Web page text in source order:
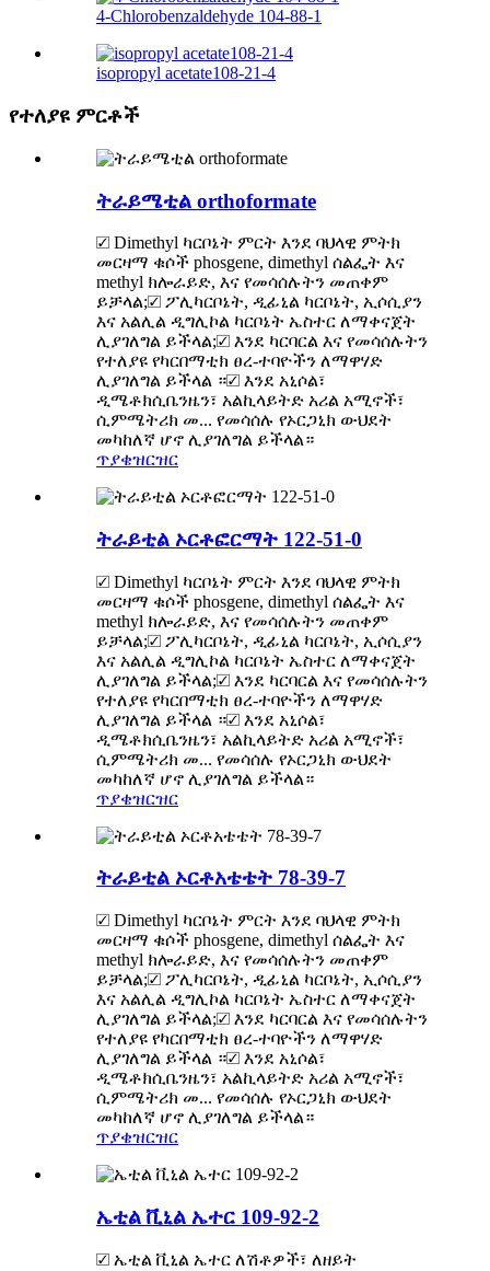
4-Chlorobenzaldehyde 104-88-1
isopropyl acetate108-21-4
የተለያዩ ምርቶች
ትራይሜቲል orthoformate
☑ Dimethyl ካርቦኔት ምርት እንደ ባህላዊ ምትክ
መርዛማ ቁሶች phosgene, dimethyl ሰልፌት እና
methyl ክሎራይድ, እና የመሳሰሉትን መጠቀም
ይቻላል;☑ ፖሊካርቦኔት, ዲፊኒል ካርቦኔት, ኢሶሲያን
እና አልሊል ዲግሊኮል ካርቦኔት ኤስተር ለማቀናጀት
ሊያገለግል ይችላል;☑ እንደ ካርባርል እና የመሳሰሉትን
የተለያዩ የካርበማቲክ ፀረ-ተባዮችን ለማዋሃድ
ሊያገለግል ይችላል ።☑ እንደ አኒሶል፣
ዲሜቶክሲቤንዜን፣ አልኪላይትድ አሪል አሚኖች፣
ሲምሜትሪክ መ... የመሳሰሉ የኦርጋኒክ ውህደት
መካከለኛ ሆኖ ሊያገለግል ይችላል።
ጥያቄዝርዝር
ትራይቲል ኦርቶፎርማት 122-51-0
☑ Dimethyl ካርቦኔት ምርት እንደ ባህላዊ ምትክ
መርዛማ ቁሶች phosgene, dimethyl ሰልፌት እና
methyl ክሎራይድ, እና የመሳሰሉትን መጠቀም
ይቻላል;☑ ፖሊካርቦኔት, ዲፊኒል ካርቦኔት, ኢሶሲያን
እና አልሊል ዲግሊኮል ካርቦኔት ኤስተር ለማቀናጀት
ሊያገለግል ይችላል;☑ እንደ ካርባርል እና የመሳሰሉትን
የተለያዩ የካርበማቲክ ፀረ-ተባዮችን ለማዋሃድ
ሊያገለግል ይችላል ።☑ እንደ አኒሶል፣
ዲሜቶክሲቤንዜን፣ አልኪላይትድ አሪል አሚኖች፣
ሲምሜትሪክ መ... የመሳሰሉ የኦርጋኒክ ውህደት
መካከለኛ ሆኖ ሊያገለግል ይችላል።
ጥያቄዝርዝር
ትራይቲል ኦርቶአቴቴት 78-39-7
☑ Dimethyl ካርቦኔት ምርት እንደ ባህላዊ ምትክ
መርዛማ ቁሶች phosgene, dimethyl ሰልፌት እና
methyl ክሎራይድ, እና የመሳሰሉትን መጠቀም
ይቻላል;☑ ፖሊካርቦኔት, ዲፊኒል ካርቦኔት, ኢሶሲያን
እና አልሊል ዲግሊኮል ካርቦኔት ኤስተር ለማቀናጀት
ሊያገለግል ይችላል;☑ እንደ ካርባርል እና የመሳሰሉትን
የተለያዩ የካርበማቲክ ፀረ-ተባዮችን ለማዋሃድ
ሊያገለግል ይችላል ።☑ እንደ አኒሶል፣
ዲሜቶክሲቤንዜን፣ አልኪላይትድ አሪል አሚኖች፣
ሲምሜትሪክ መ... የመሳሰሉ የኦርጋኒክ ውህደት
መካከለኛ ሆኖ ሊያገለግል ይችላል።
ጥያቄዝርዝር
ኤቲል ቪኒል ኤተር 109-92-2
☑ ኤቲል ቪኒል ኤተር ለሽቶዎች፣ ለዘይት